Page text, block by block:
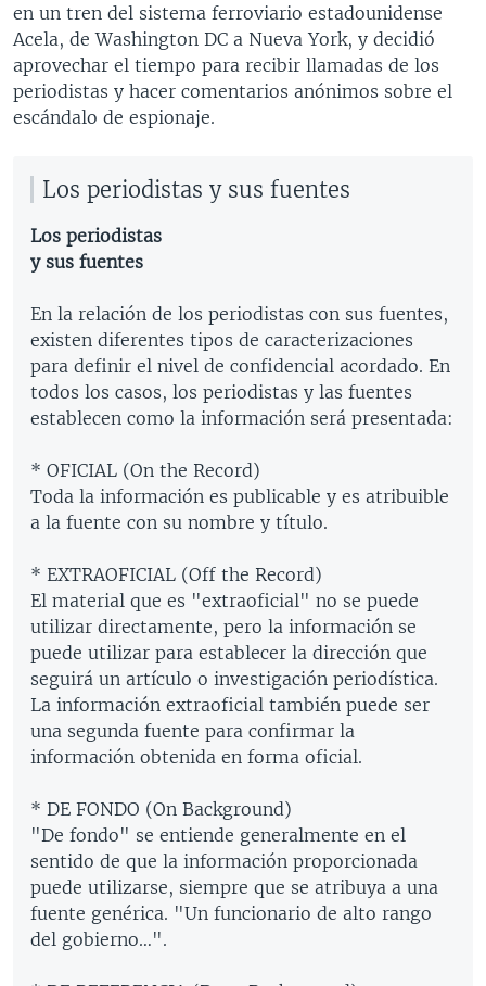
en un tren del sistema ferroviario estadounidense
Acela, de Washington DC a Nueva York, y decidió
aprovechar el tiempo para recibir llamadas de los
periodistas y hacer comentarios anónimos sobre el
escándalo de espionaje.
Los periodistas y sus fuentes
Los periodistas
y sus fuentes
En la relación de los periodistas con sus fuentes,
existen diferentes tipos de caracterizaciones
para definir el nivel de confidencial acordado. En
todos los casos, los periodistas y las fuentes
establecen como la información será presentada:
* OFICIAL (On the Record)
Toda la información es publicable y es atribuible
a la fuente con su nombre y título.
* EXTRAOFICIAL (Off the Record)
El material que es "extraoficial" no se puede
utilizar directamente, pero la información se
puede utilizar para establecer la dirección que
seguirá un artículo o investigación periodística.
La información extraoficial también puede ser
una segunda fuente para confirmar la
información obtenida en forma oficial.
* DE FONDO (On Background)
"De fondo" se entiende generalmente en el
sentido de que la información proporcionada
puede utilizarse, siempre que se atribuya a una
fuente genérica. "Un funcionario de alto rango
del gobierno…".